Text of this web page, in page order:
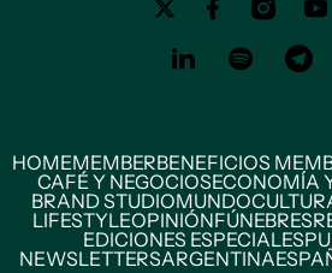
HOMEMEMBERBENEFICIOS
CAFÉ Y NEGOCIOSECONOMÍA
BRAND STUDIOMUNDO
LIFESTYLEOPINIÓNFÚNEBRES
EDICIONES ESPECIALES
NEWSLETTERSARGENTINA